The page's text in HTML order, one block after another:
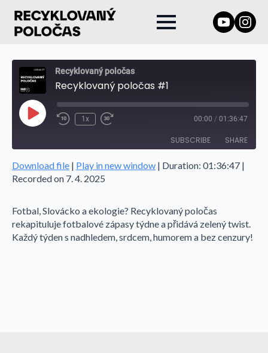
Recyklovaný poločas
Recyklovaný poločas #1
Play
Episode
1x 00:00 / 01:36:47
SUBSCRIBE SHARE
RSS FEED
SHARE
EMBED
Download file | Play in new window | Duration: 01:36:47 |
Recorded on 7. 4. 2025
Fotbal, Slovácko a ekologie? Recyklovaný poločas
rekapituluje fotbalové zápasy týdne a přidává zelený twist.
Každý týden s nadhledem, srdcem, humorem a bez cenzury!